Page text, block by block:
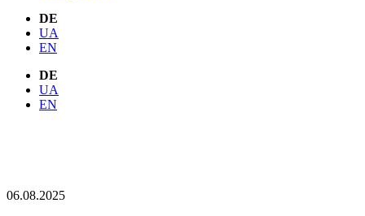
DE
UA
EN
DE
UA
EN
06.08.2025